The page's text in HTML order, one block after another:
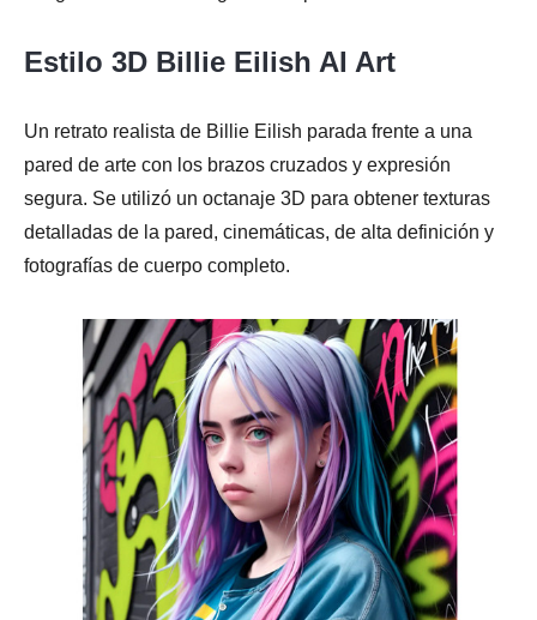
Etapa 4.
Paso 5.
Estilo 3D Billie Eilish AI Art
Un retrato realista de Billie Eilish parada frente a una
pared de arte con los brazos cruzados y expresión
segura. Se utilizó un octanaje 3D para obtener texturas
detalladas de la pared, cinemáticas, de alta definición y
fotografías de cuerpo completo.